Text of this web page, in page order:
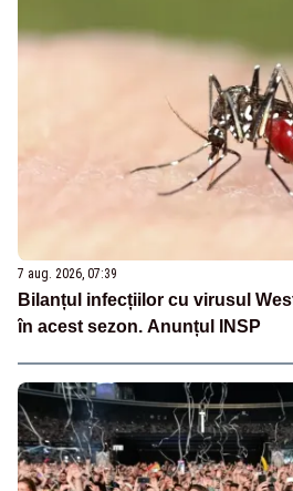
7 aug. 2026, 07:39
Bilanțul infecțiilor cu virusul
în acest sezon. Anunțul INSP